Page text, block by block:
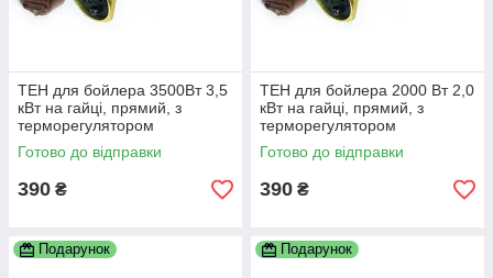
ТЕН для бойлера 3500Вт 3,5
кВт на гайці, прямий, з
терморегулятором
Готово до відправки
390 ₴
ТЕН для бойлера 2000 Вт 2,0
кВт на гайці, прямий, з
терморегулятором
Готово до відправки
390 ₴
Подарунок Подарунок